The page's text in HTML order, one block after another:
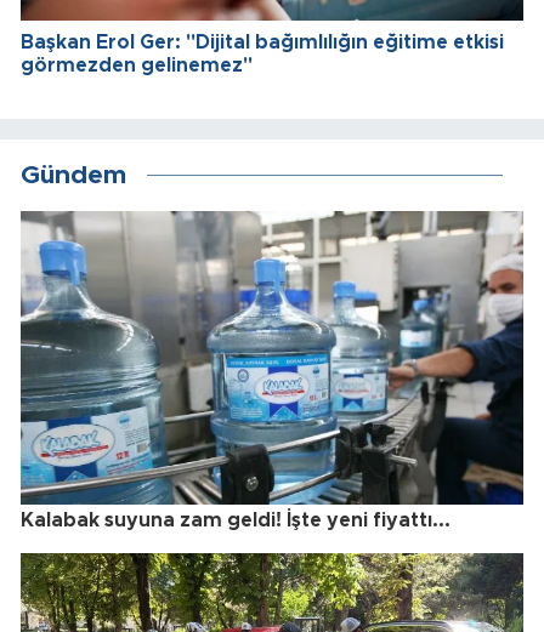
Başkan Erol Ger: "Dijital bağımlılığın eğitime etkisi
görmezden gelinemez"
Gündem
Kalabak suyuna zam geldi! İşte yeni fiyattı...